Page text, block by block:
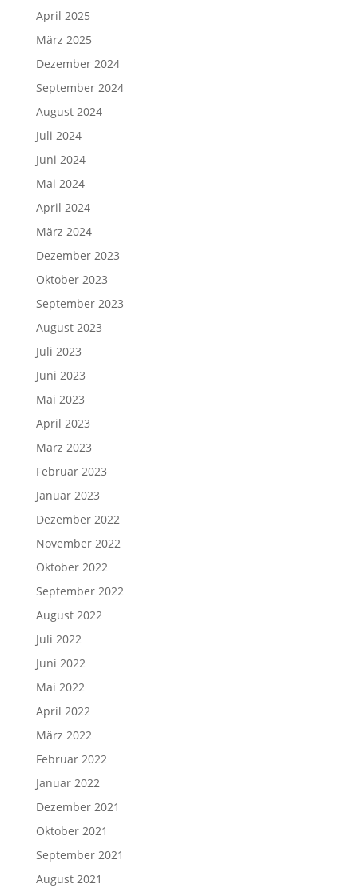
April 2025
März 2025
Dezember 2024
September 2024
August 2024
Juli 2024
Juni 2024
Mai 2024
April 2024
März 2024
Dezember 2023
Oktober 2023
September 2023
August 2023
Juli 2023
Juni 2023
Mai 2023
April 2023
März 2023
Februar 2023
Januar 2023
Dezember 2022
November 2022
Oktober 2022
September 2022
August 2022
Juli 2022
Juni 2022
Mai 2022
April 2022
März 2022
Februar 2022
Januar 2022
Dezember 2021
Oktober 2021
September 2021
August 2021